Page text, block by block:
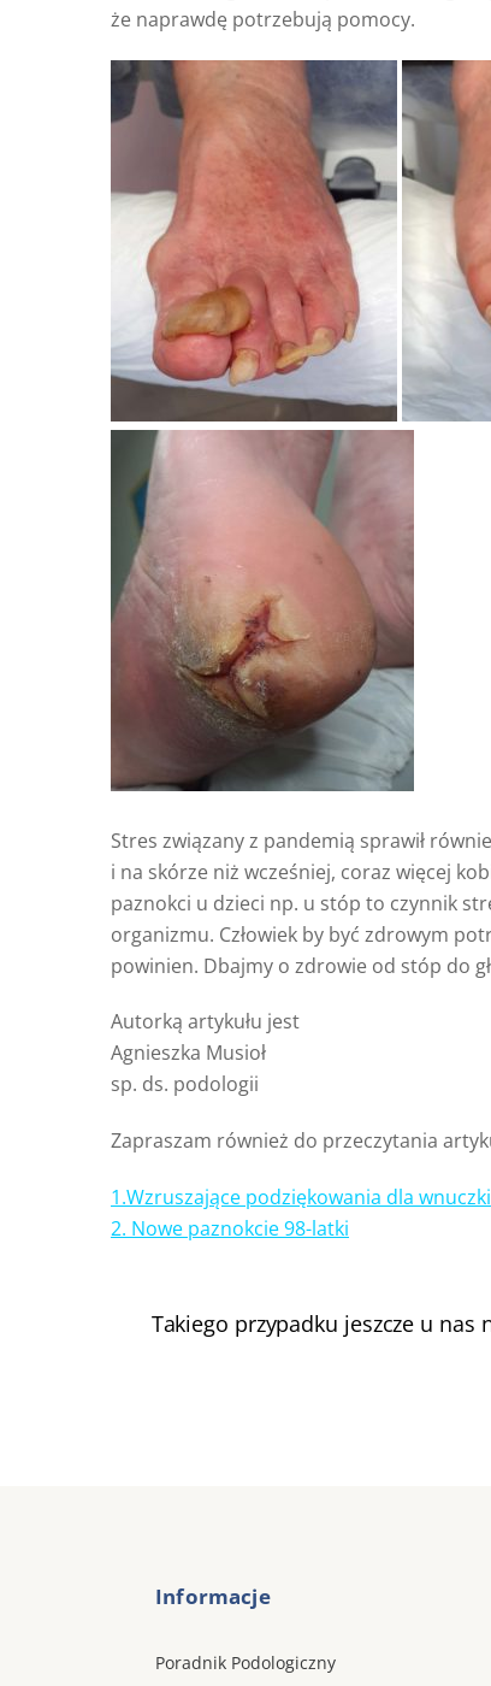
że naprawdę potrzebują pomocy.
Stres związany z pandemią sprawił
i na skórze niż wcześniej, coraz więcej
paznokci u dzieci np. u stóp to czynnik
organizmu. Człowiek by być zdrowym
powinien. Dbajmy o zdrowie od stóp do
Autorką artykułu jest
Agnieszka Musioł
sp. ds. podologii
Zapraszam również do przeczytania
1.Wzruszające podziękowania dla wnuczki
2. Nowe paznokcie 98-latki
Takiego przypadku jeszcze u nas
Informacje
Poradnik Podologiczny